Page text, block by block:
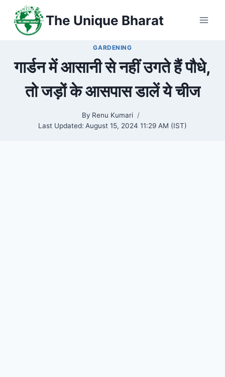
content
The Unique Bharat
GARDENING
गार्डन में आसानी से नहीं उगते हैं पौधे,
तो जड़ों के आसपास डालें ये चीज
By Renu Kumari
Last Updated: August 15, 2024 11:29 AM (IST)